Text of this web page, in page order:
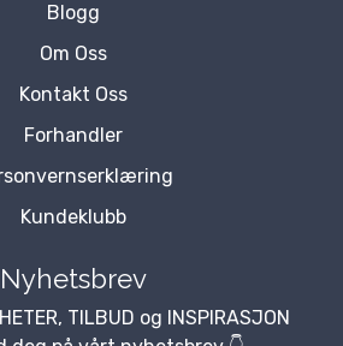
Blogg
Om Oss
Kontakt Oss
Forhandler
Kundeklubb
Nyhetsbrev
TILBUD og INSPIRASJON